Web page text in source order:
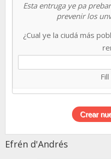
Esta entruga ye pa
prevenir los
¿Cual ye la ciudá más
Efrén d'Andrés